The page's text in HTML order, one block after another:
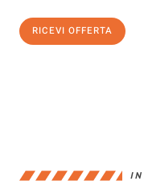
RICEVI OFFERTA